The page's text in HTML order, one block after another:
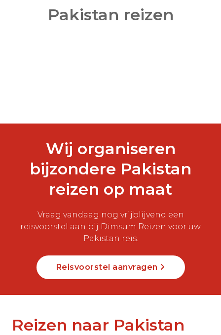
Pakistan reizen
Wij organiseren
bijzondere Pakistan
reizen op maat
Vraag vandaag nog vrijblijvend een
reisvoorstel aan bij Dimsum Reizen voor uw
Pakistan reis.
Reisvoorstel aanvragen
Reizen naar Pakistan